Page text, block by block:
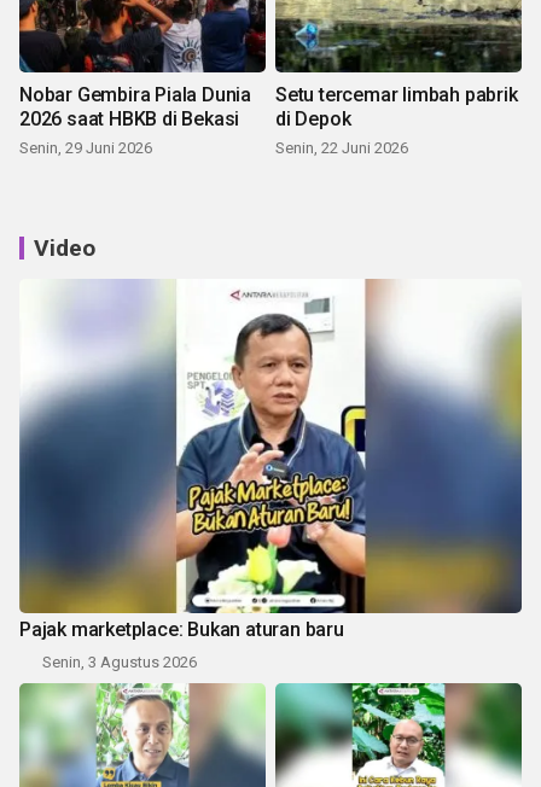
Nobar Gembira Piala Dunia
2026 saat HBKB di Bekasi
Senin, 29 Juni 2026
Setu tercemar limbah pabrik
di Depok
Senin, 22 Juni 2026
Video
Pajak marketplace: Bukan aturan baru
Senin, 3 Agustus 2026